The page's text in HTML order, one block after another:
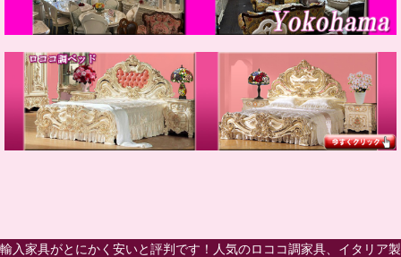
輸入家具がとにかく安いと評判です！人気のロココ調家具、イタリア製